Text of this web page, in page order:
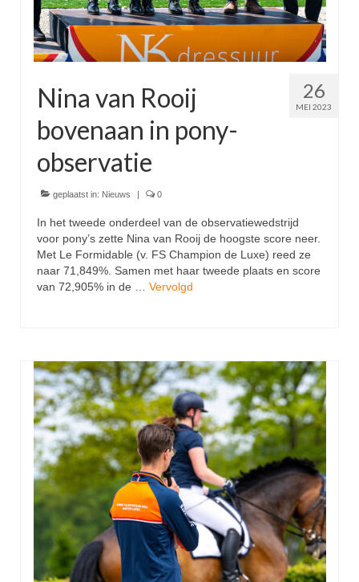
26
MEI 2023
Nina van Rooij
bovenaan in pony-
observatie
geplaatst in: Nieuws | 0
In het tweede onderdeel van de observatiewedstrijd
voor pony’s zette Nina van Rooij de hoogste score neer.
Met Le Formidable (v. FS Champion de Luxe) reed ze
naar 71,849%. Samen met haar tweede plaats en score
van 72,905% in de … Vervolgd